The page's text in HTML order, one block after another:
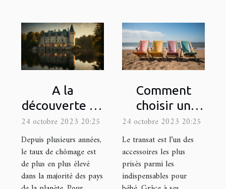
A la
découverte du
site
loiretcher.com
24 octobre 2023 20:25
Depuis plusieurs années,
le taux de chômage est
de plus en plus élevé
dans la majorité des pays
Comment
choisir un
transat ?
24 octobre 2023 20:25
Le transat est l’un des
accessoires les plus
prisés parmi les
indispensables pour